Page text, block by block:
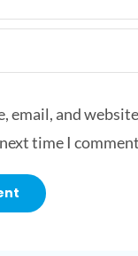
email, and
time I